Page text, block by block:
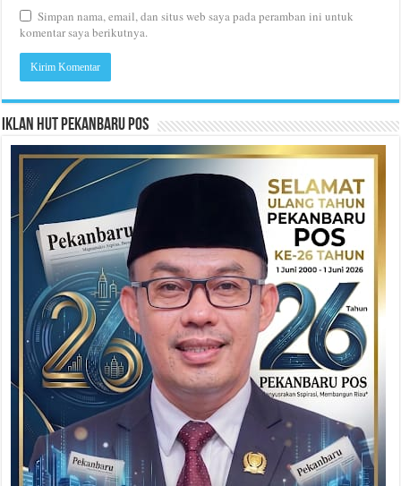
Simpan nama, email, dan situs web saya pada peramban ini untuk
komentar saya berikutnya.
Iklan HUT Pekanbaru Pos